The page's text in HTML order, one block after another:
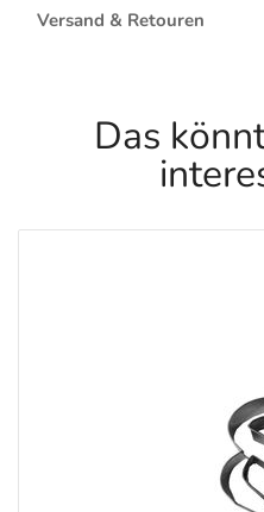
Versand & Retouren
Das